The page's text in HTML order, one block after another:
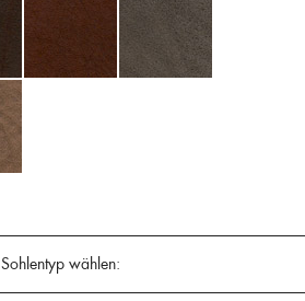
Sohlentyp wählen: